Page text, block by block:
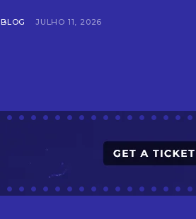
BLOG JULHO 11, 2026